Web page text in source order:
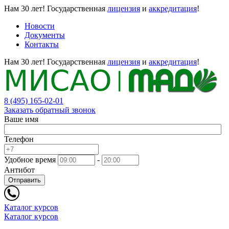
Нам 30 лет! Государственная лицензия и аккредитация!
Новости
Документы
Контакты
Нам 30 лет! Государственная лицензия и аккредитация!
8 (495) 165-02-01
Заказать обратный звонок
Ваше имя
Телефон
Удобное время
-
Антибот
Отправить
Каталог курсов
Каталог курсов